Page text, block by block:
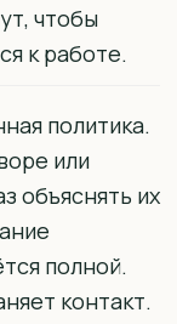
чтобы
к работе.
политика.
или
объяснять их
полной.
контакт.